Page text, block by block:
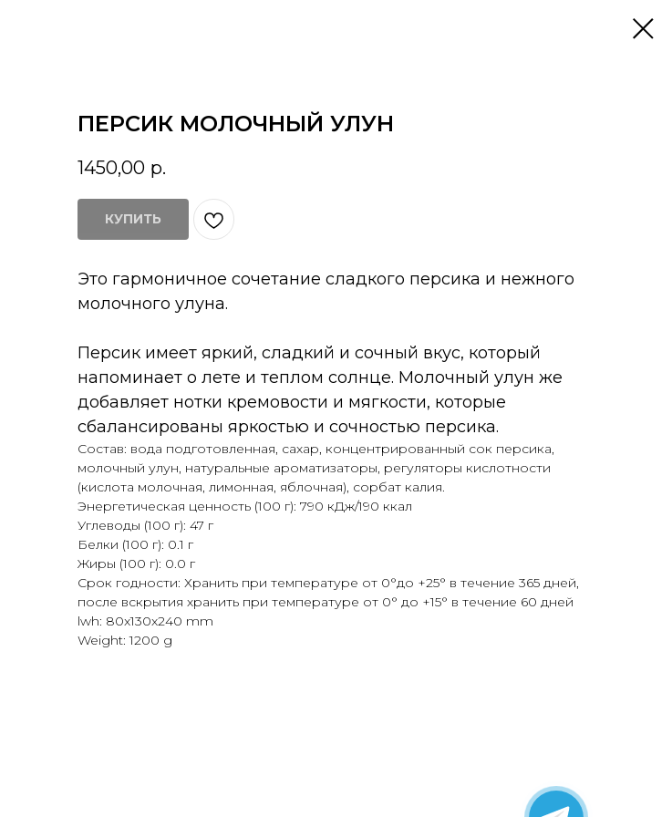
ПЕРСИК МОЛОЧНЫЙ УЛУН
1450,00 р.
КУПИТЬ
Это гармоничное сочетание сладкого персика и нежного
молочного улуна.
Персик имеет яркий, сладкий и сочный вкус, который
напоминает о лете и теплом солнце. Молочный улун же
добавляет нотки кремовости и мягкости, которые
сбалансированы яркостью и сочностью персика.
Состав: вода подготовленная, сахар, концентрированный сок персика,
молочный улун, натуральные ароматизаторы, регуляторы кислотности
(кислота молочная, лимонная, яблочная), сорбат калия.
Энергетическая ценность (100 г): 790 кДж/190 ккал
Углеводы (100 г): 47 г
Белки (100 г): 0.1 г
Жиры (100 г): 0.0 г
Срок годности: Хранить при температуре от 0°до +25° в течение 365 дней,
после вскрытия хранить при температуре от 0° до +15° в течение 60 дней
lwh: 80x130x240 mm
Weight: 1200 g